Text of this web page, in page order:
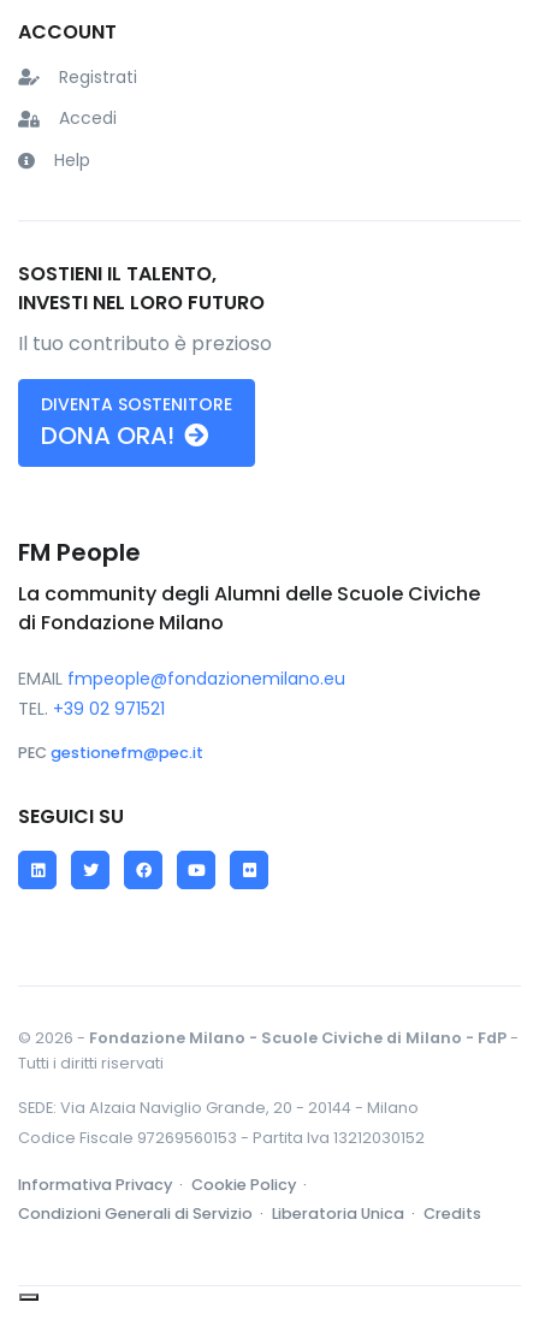
ACCOUNT
Registrati
Accedi
Help
SOSTIENI IL TALENTO,
INVESTI NEL LORO FUTURO
Il tuo contributo è prezioso
DIVENTA SOSTENITORE
DONA ORA!
FM People
La community degli Alumni delle Scuole Civiche
di Fondazione Milano
EMAIL fmpeople@fondazionemilano.eu
TEL. +39 02 971521
PEC gestionefm@pec.it
SEGUICI SU
LinkedInTwitterFacebookYouTube
Flickr
© 2026 - Fondazione Milano - Scuole Civiche di Milano - FdP-
Tutti i diritti riservati
SEDE: Via Alzaia Naviglio Grande, 20 - 20144 - Milano
Codice Fiscale 97269560153 - Partita Iva 13212030152
Informativa Privacy · Cookie Policy ·
Condizioni Generali di Servizio · Liberatoria Unica · Credits